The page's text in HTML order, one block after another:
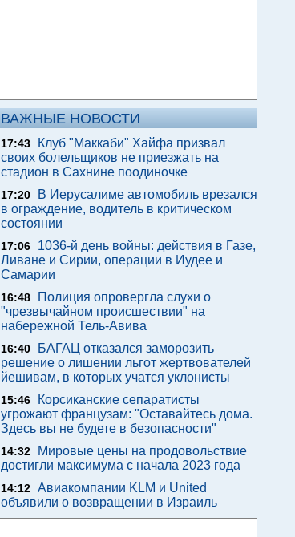
ВАЖНЫЕ НОВОСТИ
17:43
Клуб "Маккаби" Хайфа призвал
своих болельщиков не приезжать на
стадион в Сахнине поодиночке
17:20
В Иерусалиме автомобиль врезался
в ограждение, водитель в критическом
состоянии
17:06
1036-й день войны: действия в Газе,
Ливане и Сирии, операции в Иудее и
Самарии
16:48
Полиция опровергла слухи о
"чрезвычайном происшествии" на
набережной Тель-Авива
16:40
БАГАЦ отказался заморозить
решение о лишении льгот жертвователей
йешивам, в которых учатся уклонисты
15:46
Корсиканские сепаратисты
угрожают французам: "Оставайтесь дома.
Здесь вы не будете в безопасности"
14:32
Мировые цены на продовольствие
достигли максимума с начала 2023 года
14:12 Авиакомпании KLM и United
объявили о возвращении в Израиль